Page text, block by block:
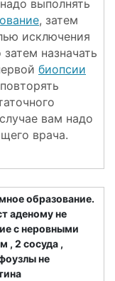
выполнять
, затем
исключения
назначать
биопсии
вам надо
врача.
образование.
аденому не
с неровными
, 2 сосуда ,
не